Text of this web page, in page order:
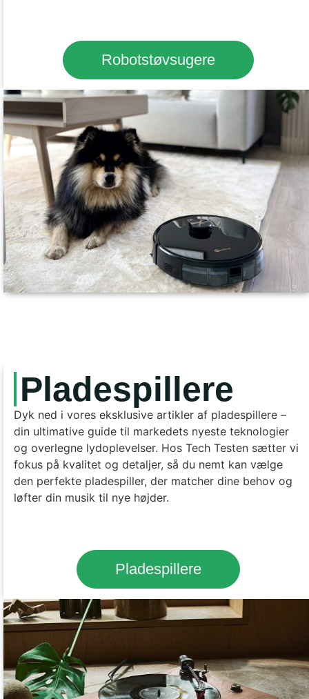
Robotstøvsugere
Pladespillere
Dyk ned i vores eksklusive artikler af pladespillere –
din ultimative guide til markedets nyeste teknologier
og overlegne lydoplevelser. Hos Tech Testen sætter vi
fokus på kvalitet og detaljer, så du nemt kan vælge
den perfekte pladespiller, der matcher dine behov og
løfter din musik til nye højder.
Pladespillere